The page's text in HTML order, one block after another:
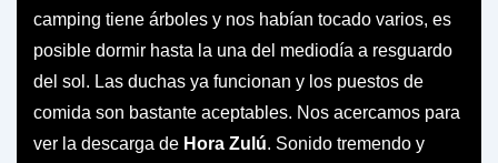
camping tiene árboles y nos habían tocado varios, es
posible dormir hasta la una del mediodía a resguardo
del sol. Las duchas ya funcionan y los puestos de
comida son bastante aceptables. Nos acercamos para
ver la descarga de Hora Zulú. Sonido tremendo y